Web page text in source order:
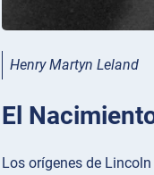
Henry Martyn Leland
El
Los orígenes de